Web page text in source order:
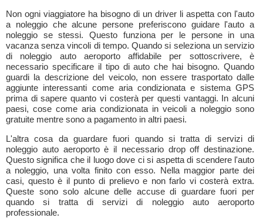
Non ogni viaggiatore ha bisogno di un driver li aspetta con l'auto
a noleggio che alcune persone preferiscono guidare l'auto a
noleggio se stessi. Questo funziona per le persone in una
vacanza senza vincoli di tempo. Quando si seleziona un servizio
di noleggio auto aeroporto affidabile per sottoscrivere, è
necessario specificare il tipo di auto che hai bisogno. Quando
guardi la descrizione del veicolo, non essere trasportato dalle
aggiunte interessanti come aria condizionata e sistema GPS
prima di sapere quanto vi costerà per questi vantaggi. In alcuni
paesi, cose come aria condizionata in veicoli a noleggio sono
gratuite mentre sono a pagamento in altri paesi.
L'altra cosa da guardare fuori quando si tratta di servizi di
noleggio auto aeroporto è il necessario drop off destinazione.
Questo significa che il luogo dove ci si aspetta di scendere l'auto
a noleggio, una volta finito con esso. Nella maggior parte dei
casi, questo è il punto di prelievo e non farlo vi costerà extra.
Queste sono solo alcune delle accuse di guardare fuori per
quando si tratta di servizi di noleggio auto aeroporto
professionale.